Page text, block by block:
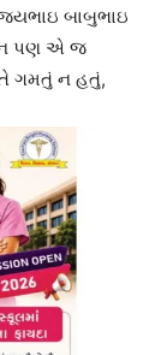
બાબુભાઇ
પણ એ જ
તે ગમતું ન હતું,